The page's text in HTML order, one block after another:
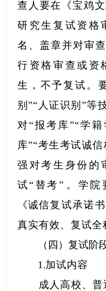
查人要在《宝鸡
研究生复试资格
名、盖章并对审
行资格审查或资
生，不予复试。
别”“人证识别”等
对“报考库”“学
库”“考生考试诚
强对考生身份的
试 “替考” 。学院
《诚信复试承诺
真实有效、复试全
（四）复试阶
1.加试内容
成人高校、